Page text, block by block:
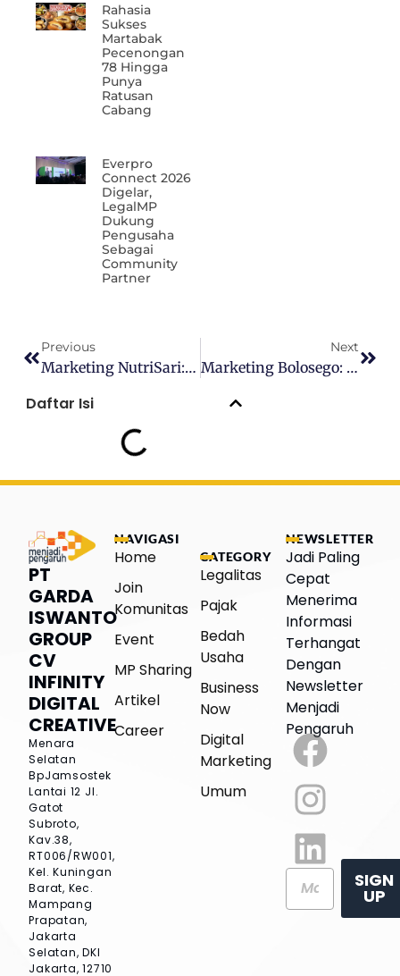
Rahasia
Sukses
Martabak
Pecenongan
78 Hingga
Punya
Ratusan
Cabang
Everpro
Connect 2026
Digelar,
LegalMP
Dukung
Pengusaha
Sebagai
Community
Partner
Previous
Marketing NutriSari: Dari Tagline Ikonik Hingga Kampanye Digital
Next
Marketing Bolosego: Pelopor Iga Mercon Viral Berkat Storytelling
Daftar Isi
PT
GARDA
ISWANTO
GROUP
CV
INFINITY
DIGITAL
CREATIVE
Menara
Selatan
BpJamsostek
Lantai 12 Jl.
Gatot
Subroto,
Kav.38,
RT006/RW001,
Kel. Kuningan
Barat, Kec.
Mampang
Prapatan,
Jakarta
Selatan, DKI
Jakarta, 12710
NAVIGASI
Home
Join
Komunitas
Event
MP Sharing
Artikel
Career
CATEGORY
Legalitas
Pajak
Bedah
Usaha
Business
Now
Digital
Marketing
Umum
NEWSLETTER
Jadi Paling
Cepat
Menerima
Informasi
Terhangat
Dengan
Newsletter
Menjadi
Pengaruh
SIGN
UP